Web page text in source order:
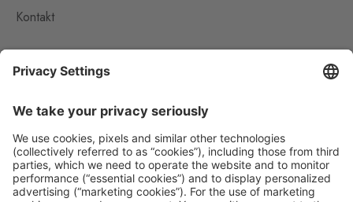
Kontakt
Impressum
Datenschutz
Die Travel FREE App zum Download